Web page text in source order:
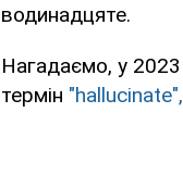
водинадцяте.
Нагадаємо, у
термін "hallucinate",